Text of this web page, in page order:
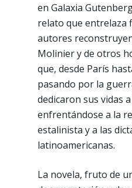
en Galaxia
relato que entrelaza
autores
Molinier y de otros
que, desde París
pasando por la
dedicaron sus vidas
enfrentándose a la
estalinista y a las
latinoamericanas.
La novela, fruto de